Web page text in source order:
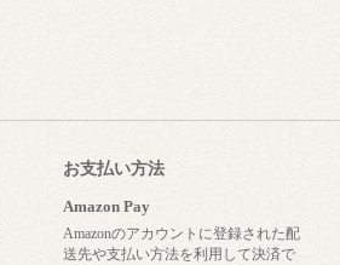
お支払い方法
Amazon Pay
Amazonのアカウントに登録された配
送先や支払い方法を利用して決済で